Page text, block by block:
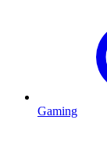
Gaming